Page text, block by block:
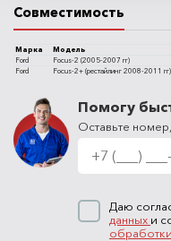
Совместимость
Марка Модель
Ford
Focus-2 (2005-2007 гг)
Ford
Focus-2+ (рестайлинг 2008-2011 гг)
Помогу
Оставьте
Даю
данных и